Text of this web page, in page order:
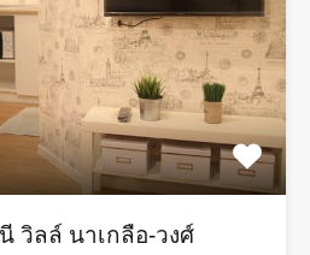
วิลล์ นาเกลือ-วงศ์